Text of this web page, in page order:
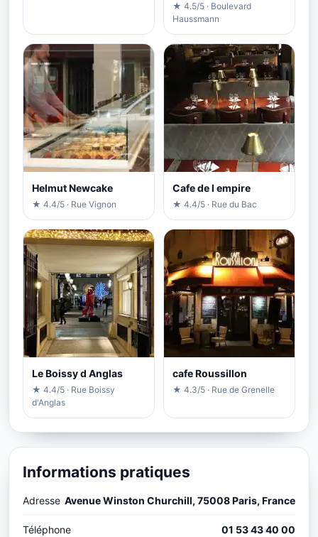
★ 4.5/5 · Boulevard
Haussmann
Helmut Newcake
★ 4.4/5 · Rue Vignon
Cafe de l empire
★ 4.4/5 · Rue du Bac
Le Boissy d Anglas
★ 4.4/5 · Rue Boissy
d'Anglas
cafe Roussillon
★ 4.3/5 · Rue de Grenelle
Informations pratiques
Adresse Avenue Winston Churchill, 75008 Paris, France
Téléphone 01 53 43 40 00